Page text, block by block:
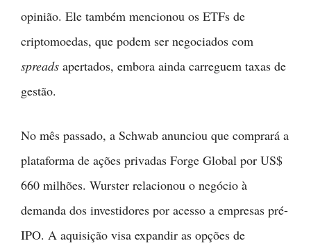
opinião. Ele também mencionou os ETFs de
criptomoedas, que podem ser negociados com
spreads apertados, embora ainda carreguem taxas de
gestão.
No mês passado, a Schwab anunciou que comprará a
plataforma de ações privadas Forge Global por US$
660 milhões. Wurster relacionou o negócio à
demanda dos investidores por acesso a empresas pré-
IPO. A aquisição visa expandir as opções de